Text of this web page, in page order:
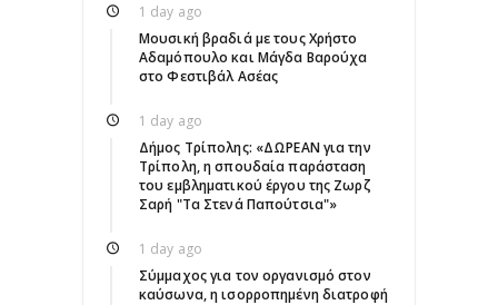
1 day ago
Μουσική βραδιά με τους Χρήστο
Αδαμόπουλο και Μάγδα Βαρούχα
στο Φεστιβάλ Ασέας
1 day ago
Δήμος Τρίπολης: «ΔΩΡΕΑΝ για την
Τρίπολη, η σπουδαία παράσταση
του εμβληματικού έργου της Ζωρζ
Σαρή "Τα Στενά Παπούτσια"»
1 day ago
Σύμμαχος για τον οργανισμό στον
καύσωνα, η ισορροπημένη διατροφή